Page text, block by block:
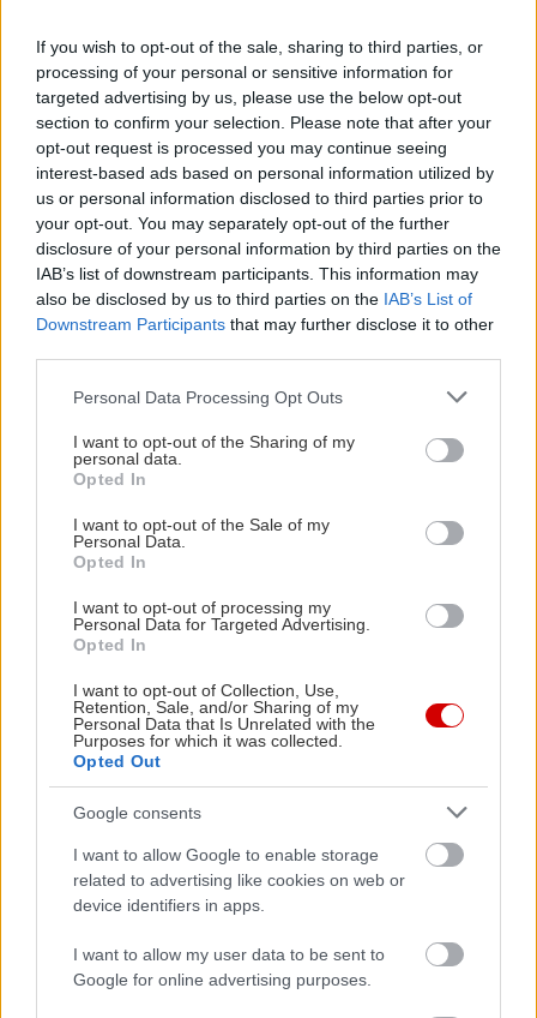
If you wish to opt-out of the sale, sharing to third parties, or
processing of your personal or sensitive information for
targeted advertising by us, please use the below opt-out
section to confirm your selection. Please note that after your
opt-out request is processed you may continue seeing
interest-based ads based on personal information utilized by
us or personal information disclosed to third parties prior to
your opt-out. You may separately opt-out of the further
disclosure of your personal information by third parties on the
IAB’s list of downstream participants. This information may
also be disclosed by us to third parties on the IAB’s List of
Downstream Participants that may further disclose it to other
Please note that this website/app uses one or more Google
not limited to your visit or usage behaviour. You may click to
grant or deny consent to Google and its third-party tags to
use your data for below specified purposes in below Google
consent section.
Personal Data Processing Opt Outs
I want to opt-out of the Sharing of my
personal data.
Opted In
I want to opt-out of the Sale of my
Personal Data.
Opted In
I want to opt-out of processing my
Personal Data for Targeted Advertising.
Opted In
I want to opt-out of Collection, Use,
Retention, Sale, and/or Sharing of my
Personal Data that Is Unrelated with the
Purposes for which it was collected.
Opted Out
Google consents
I want to allow Google to enable storage
related to advertising like cookies on web or
device identifiers in apps.
I want to allow my user data to be sent to
Google for online advertising purposes.
The Third Tarraέχει χωριστό σαλονάκι με τζάκι,
υπνοδωμάτιο και φουλ εξοπλισμένη κουζίνα.
Κοστίζει, δε, 60€ για δύο άτομα.
Τέλος, το Προμύρι που είναι ένα από τα λιγότερο
γνωστά χωριά του Νότιου Πηλίου, θα σου δώσει
την ευκαιρία να λες πως το είχες ανακαλύψει
πρώτος/η όταν γίνει αναπόφευκτα τρεντ. Δίπλα
στην κεντρική του πλατεία, θα βρεις αυτό το
το αγκαλιάζουν, στην τιμή των 89€ ανά
διανυκτέρευση για δύο άτομα.